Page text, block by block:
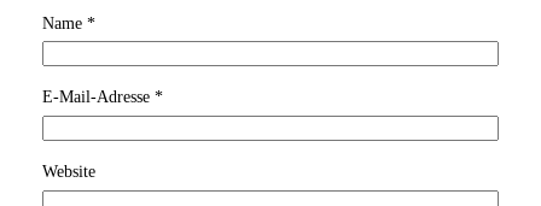
Name *
E-Mail-Adresse *
Website